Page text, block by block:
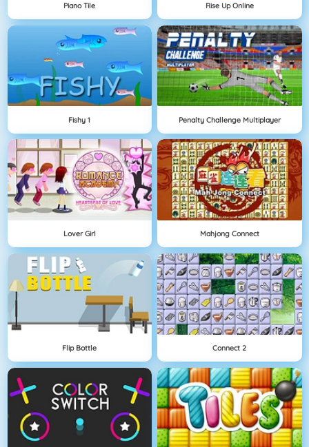
Piano Tile Rise Up Online
Fishy 1 Penalty Challenge Multiplayer
Lover Girl Mahjong Connect
Flip Bottle Connect 2